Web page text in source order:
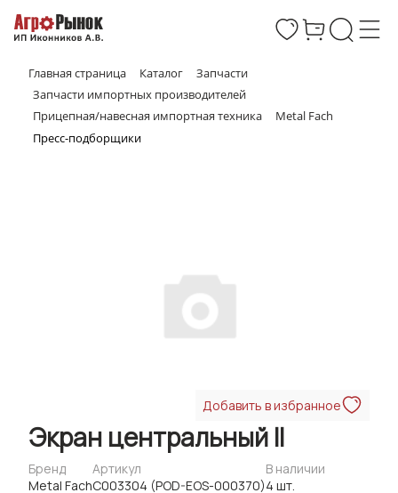
Главная страница Каталог
Запчасти
Запчасти импортных производителей
Прицепная/навесная импортная техника
Metal Fach
Пресс-подборщики
Добавить в избранное
Экран центральный II
Бренд
Metal Fach
Артикул
C003304 (POD-EOS-000370)
В наличии
4 шт.